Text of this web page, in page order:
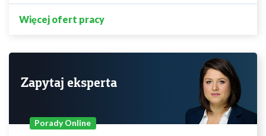
Więcej ofert pracy
Zapytaj eksperta
Porady Online